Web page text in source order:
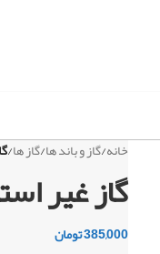
خانه/گاز و باند ها/گاز ها/
گاز غیر استریل
385,000تومان